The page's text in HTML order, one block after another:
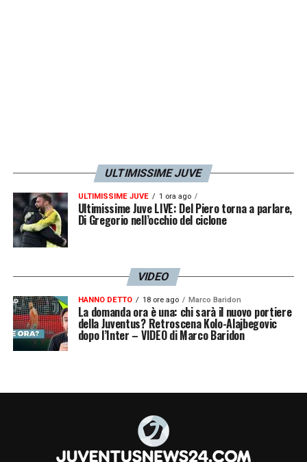
ULTIMISSIME JUVE
ULTIMISSIME JUVE 1 ora ago
Ultimissime Juve LIVE: Del Piero torna a parlare,
Di Gregorio nell’occhio del ciclone
VIDEO
HANNO DETTO 18 ore ago Marco Baridon
La domanda ora è una: chi sarà il nuovo portiere
della Juventus? Retroscena Kolo-Alajbegovic
dopo l’Inter – VIDEO di Marco Baridon